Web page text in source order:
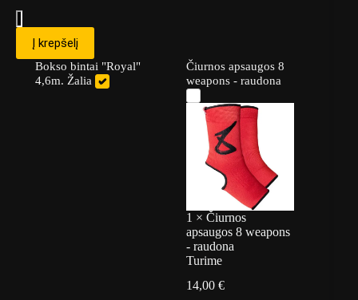
Į krepšelį
Bokso bintai "Royal"
4,6m. Žalia
Čiurnos apsaugos 8
weapons - raudona
1 × Čiurnos
apsaugos 8 weapons
- raudona
Turime
14,00 €